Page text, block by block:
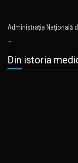
Administraţia Naţională
…
Din istoria